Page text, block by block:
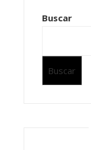
Buscar
Buscar